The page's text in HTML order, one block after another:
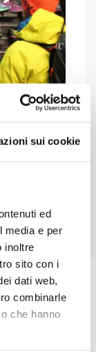
sui cookie
ed
media e per
inoltre
sito con i
dati web,
combinarle
che hanno